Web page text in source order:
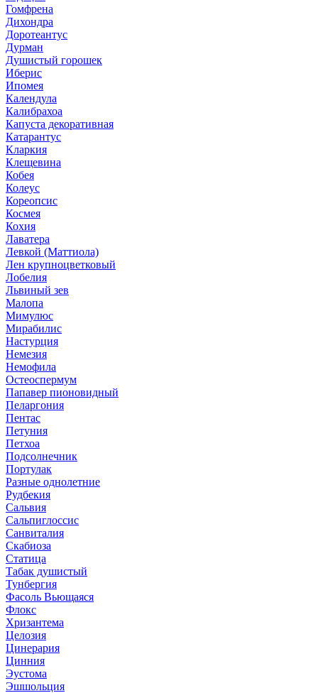
Гомфрена
Дихондра
Доротеантус
Дурман
Душистый горошек
Иберис
Ипомея
Календула
Калибрахоа
Капуста декоративная
Катарантус
Кларкия
Клещевина
Кобея
Колеус
Кореопсис
Космея
Кохия
Лаватера
Левкой (Маттиола)
Лен крупноцветковый
Лобелия
Львиный зев
Малопа
Мимулюс
Мирабилис
Настурция
Немезия
Немофила
Остеоспермум
Папавер пионовидный
Пеларгония
Пентас
Петуния
Петхоа
Подсолнечник
Портулак
Разные однолетние
Рудбекия
Сальвия
Сальпиглоссис
Санвиталия
Скабиоза
Статица
Табак душистый
Тунбергия
Фасоль Вьющаяся
Флокс
Хризантема
Целозия
Цинерария
Цинния
Эустома
Эшшольция